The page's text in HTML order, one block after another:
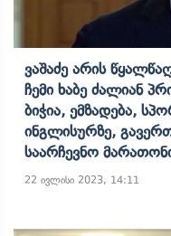
Ვაშაძე Არის
Ჩემი Ხაბე Ძალიან
Ბიჭია, Ემზადება,
Ინგლისურზე,
Საარჩევნო
22 ივლისი 2023, 14:11